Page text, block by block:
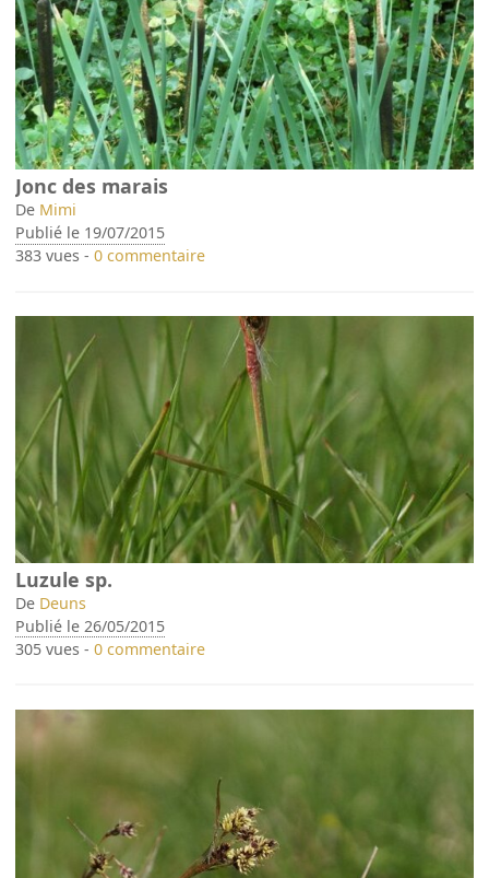
Jonc des marais
De Mimi
Publié le 19/07/2015
383 vues -0 commentaire
Luzule sp.
De Deuns
Publié le 26/05/2015
305 vues -0 commentaire